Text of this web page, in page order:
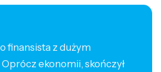
finansista z dużym
ekonomii, skończył